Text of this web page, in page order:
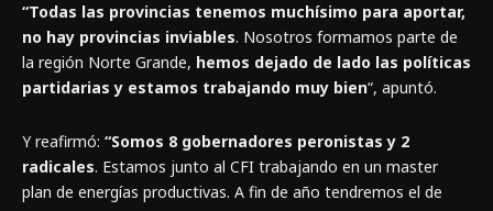
“Todas las provincias tenemos muchísimo para aportar,
no hay provincias inviables. Nosotros formamos parte de
la región Norte Grande, hemos dejado de lado las políticas
partidarias y estamos trabajando muy bien“, apuntó.
Y reafirmó: “Somos 8 gobernadores peronistas y 2
radicales. Estamos junto al CFI trabajando en un master
plan de energías productivas. A fin de año tendremos el de